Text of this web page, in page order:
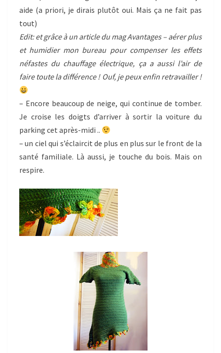
aide (a priori, je dirais plutôt oui. Mais ça ne fait pas
tout)
Edit: et grâce à un article du mag Avantages – aérer plus
et humidier mon bureau pour compenser les effets
néfastes du chauffage électrique, ça a aussi l’air de
faire toute la différence ! Ouf, je peux enfin retravailler !
– Encore beaucoup de neige, qui continue de tomber.
Je croise les doigts d’arriver à sortir la voiture du
parking cet après-midi ..
– un ciel qui s’éclaircit de plus en plus sur le front de la
santé familiale. Là aussi, je touche du bois. Mais on
respire.